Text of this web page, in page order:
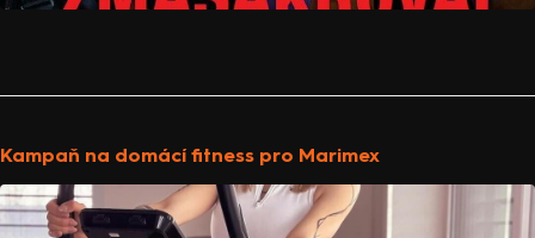
Kampaň na domácí fitness pro Marimex